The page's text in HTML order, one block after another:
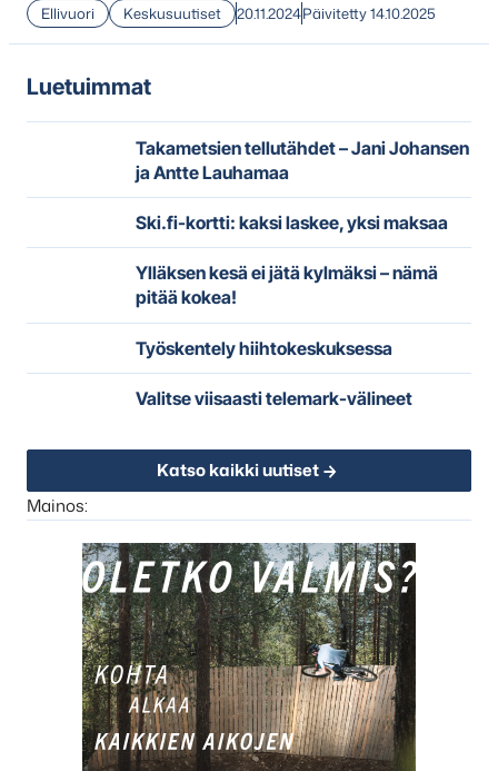
Ellivuori Keskusuutiset 20.11.2024Päivitetty 14.10.2025
Luetuimmat
Takametsien tellutähdet – Jani Johansen
ja Antte Lauhamaa
Ski.fi-kortti: kaksi laskee, yksi maksaa
Ylläksen kesä ei jätä kylmäksi – nämä
pitää kokea!
Työskentely hiihtokeskuksessa
Valitse viisaasti telemark-välineet
Katso kaikki uutiset
Mainos: